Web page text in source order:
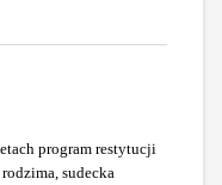
program restytucji
sudecka